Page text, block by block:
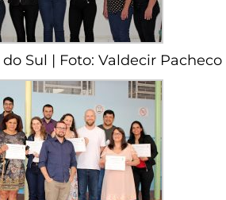
Sul | Foto: Valdecir Pacheco